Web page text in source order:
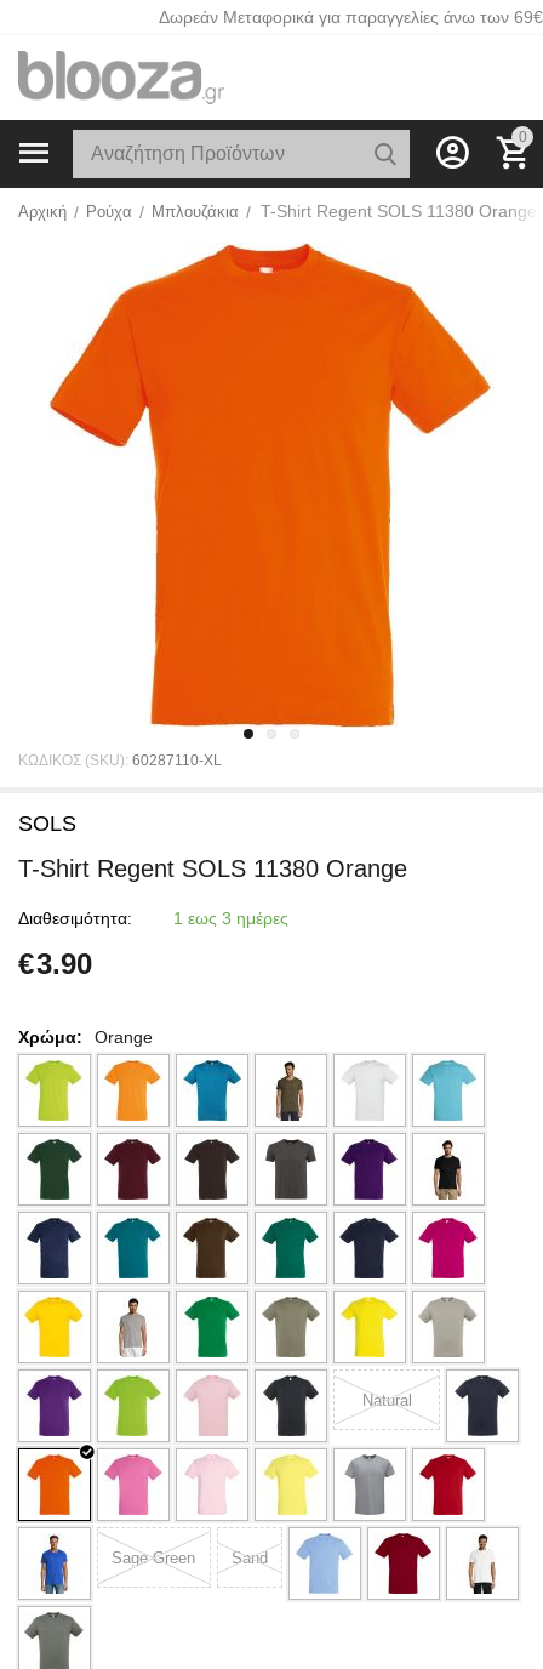
Δωρεάν Μεταφορικά για παραγγελίες άνω των 69€
0
Αρχική / Ρούχα / Μπλουζάκια / T-Shirt Regent SOLS 11380 Orange
ΚΩΔΙΚΟΣ (SKU): 60287110-XL
SOLS
T-Shirt Regent SOLS 11380 Orange
Διαθεσιμότητα: 1 εως 3 ημέρες
€3.90
Χρώμα: Orange
Natural
Sage Green Sand